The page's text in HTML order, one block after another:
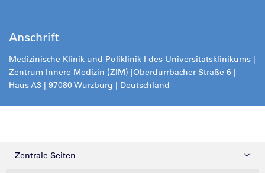
Anschrift
Medizinische Klinik und Poliklinik I des Universitätsklinikums |
Zentrum Innere Medizin (ZIM) |Oberdürrbacher Straße 6 |
Haus A3 | 97080 Würzburg | Deutschland
Zentrale Seiten